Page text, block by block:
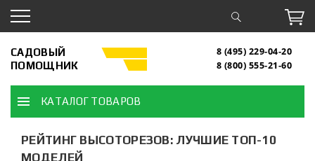
САДОВЫЙ
ПОМОЩНИК
8 (495) 229-04-20
8 (800) 555-21-60
КАТАЛОГ ТОВАРОВ
РЕЙТИНГ ВЫСОТОРЕЗОВ: ЛУЧШИЕ ТОП-10
МОДЕЛЕЙ